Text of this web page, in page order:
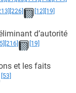
[226] [12] [19]
d’autorité
[216] [19]
et les faits
[53]